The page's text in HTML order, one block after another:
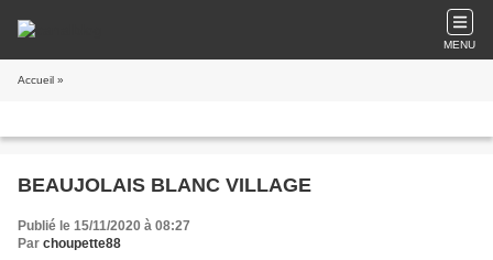
MENU
Accueil »
BEAUJOLAIS BLANC VILLAGE
Publié le 15/11/2020 à 08:27
Par choupette88